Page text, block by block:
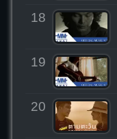
18
19
20